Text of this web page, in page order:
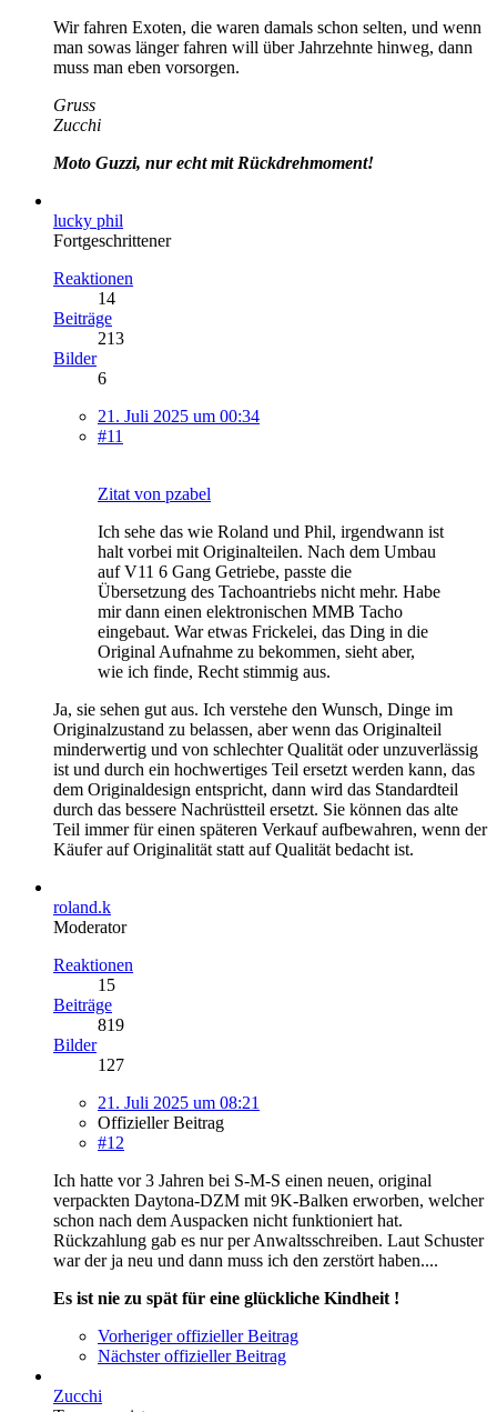
Wir fahren Exoten, die waren damals schon selten, und wenn
man sowas länger fahren will über Jahrzehnte hinweg, dann
muss man eben vorsorgen.
Gruss
Zucchi
Moto Guzzi, nur echt mit Rückdrehmoment!
lucky phil
Fortgeschrittener
Reaktionen
14
Beiträge
213
Bilder
6
21. Juli 2025 um 00:34
#11
Zitat von pzabel
Ich sehe das wie Roland und Phil, irgendwann ist
halt vorbei mit Originalteilen. Nach dem Umbau
auf V11 6 Gang Getriebe, passte die
Übersetzung des Tachoantriebs nicht mehr. Habe
mir dann einen elektronischen MMB Tacho
eingebaut. War etwas Frickelei, das Ding in die
Original Aufnahme zu bekommen, sieht aber,
wie ich finde, Recht stimmig aus.
Ja, sie sehen gut aus. Ich verstehe den Wunsch, Dinge im
Originalzustand zu belassen, aber wenn das Originalteil
minderwertig und von schlechter Qualität oder unzuverlässig
ist und durch ein hochwertiges Teil ersetzt werden kann, das
dem Originaldesign entspricht, dann wird das Standardteil
durch das bessere Nachrüstteil ersetzt. Sie können das alte
Teil immer für einen späteren Verkauf aufbewahren, wenn der
Käufer auf Originalität statt auf Qualität bedacht ist.
roland.k
Moderator
Reaktionen
15
Beiträge
819
Bilder
127
21. Juli 2025 um 08:21
Offizieller Beitrag
#12
Ich hatte vor 3 Jahren bei S-M-S einen neuen, original
verpackten Daytona-DZM mit 9K-Balken erworben, welcher
schon nach dem Auspacken nicht funktioniert hat.
Rückzahlung gab es nur per Anwaltsschreiben. Laut Schuster
war der ja neu und dann muss ich den zerstört haben....
Es ist nie zu spät für eine glückliche Kindheit !
Vorheriger offizieller Beitrag
Nächster offizieller Beitrag
Zucchi